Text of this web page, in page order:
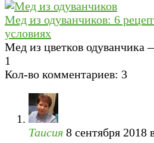
Мед из одуванчиков: 6
условиях
Мед из цветков одуванчика
1
Кол-во комментариев: 3
Таисия 8 сентября 2018